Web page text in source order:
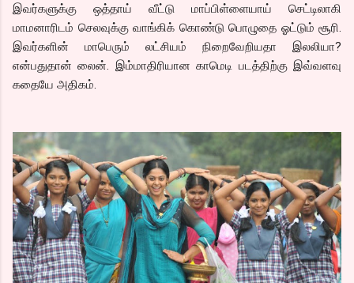
இவர்களுக்கு ஒத்தாய் வீட்டு மாப்பிள்ளையாய் செட்டிலாகி
மாமனாரிடம் செலவுக்கு வாங்கிக் கொண்டு பொழுதை ஓட்டும் சூரி.
இவர்களின் மாபெரும் லட்சியம் நிறைவேறியதா இலலியா?
என்பதுதான் லைன். இம்மாதிரியான காமெடி படத்திற்கு இவ்வளவு
கதையே அதிகம்.